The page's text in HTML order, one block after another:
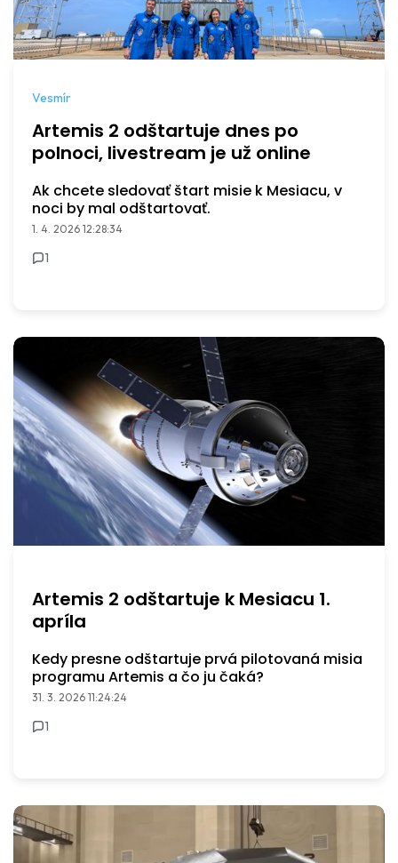
Vesmír
Artemis 2 odštartuje dnes po
polnoci, livestream je už online
Ak chcete sledovať štart misie k Mesiacu, v
noci by mal odštartovať.
1. 4. 2026 12:28:34
1
Artemis 2 odštartuje k Mesiacu 1.
apríla
Kedy presne odštartuje prvá pilotovaná misia
programu Artemis a čo ju čaká?
31. 3. 2026 11:24:24
1